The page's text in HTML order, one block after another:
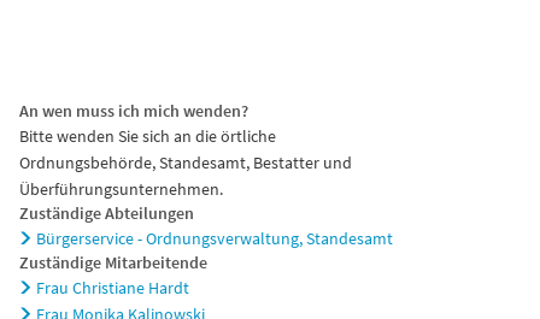
An wen muss ich mich wenden?
Bitte wenden Sie sich an die örtliche
Ordnungsbehörde, Standesamt, Bestatter und
Überführungsunternehmen.
Zuständige Abteilungen
Bürgerservice - Ordnungsverwaltung, Standesamt
Zuständige Mitarbeitende
Frau Christiane Hardt
Frau Monika Kalinowski